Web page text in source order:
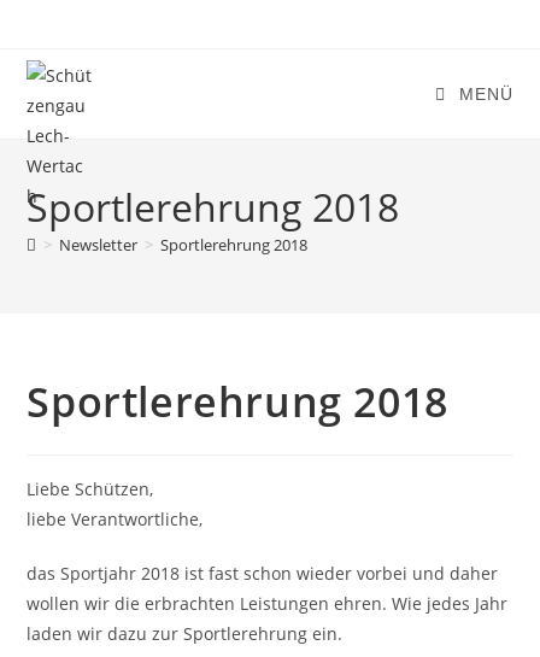
springen
MENÜ
Sportlerehrung 2018
> Newsletter > Sportlerehrung 2018
Sportlerehrung 2018
Liebe Schützen,
liebe Verantwortliche,
das Sportjahr 2018 ist fast schon wieder vorbei und daher
wollen wir die erbrachten Leistungen ehren. Wie jedes Jahr
laden wir dazu zur Sportlerehrung ein.